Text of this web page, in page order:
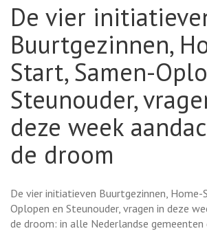
De vier
Buurtgezinnen,
Start, Samen-
Steunouder,
deze week
de droom
De vier initiatieven Buurtgezinnen, Home-
Oplopen en Steunouder, vragen in deze
de droom: in alle Nederlandse gemeenten